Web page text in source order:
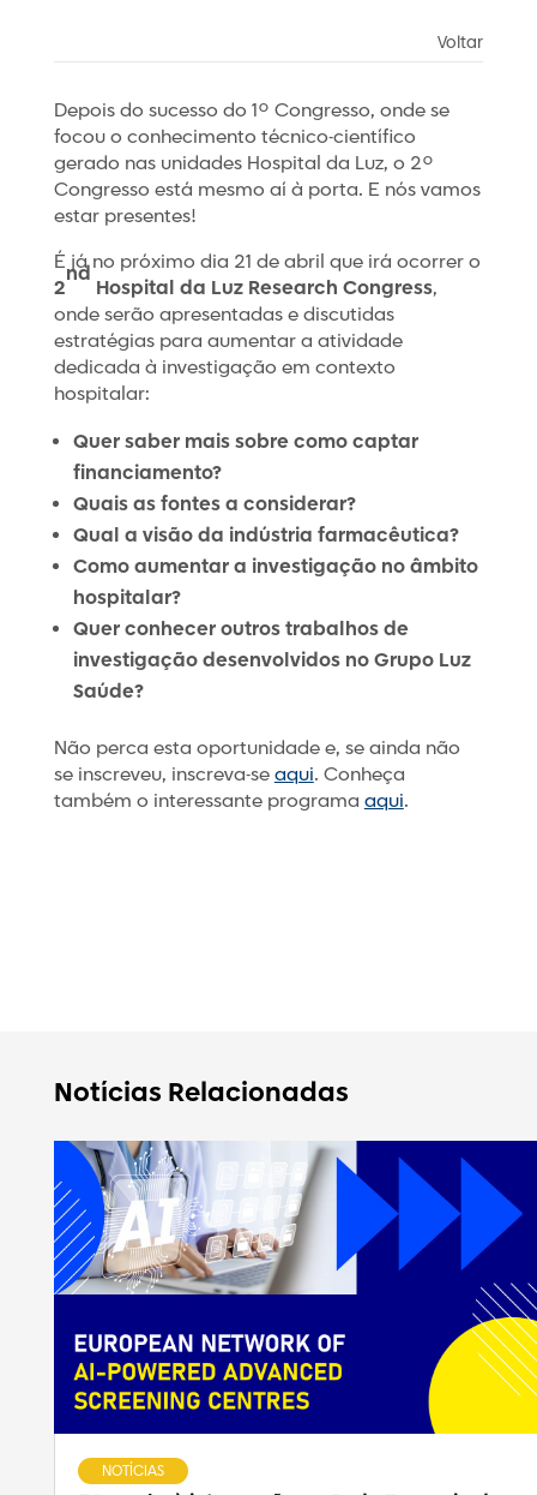
Voltar
Depois do sucesso do 1º Congresso, onde se
focou o conhecimento técnico-científico
gerado nas unidades Hospital da Luz, o 2º
Congresso está mesmo aí à porta. E nós vamos
estar presentes!
É já no próximo dia 21 de abril que irá ocorrer o
2
nd
Hospital da Luz Research Congress,
onde serão apresentadas e discutidas
estratégias para aumentar a atividade
dedicada à investigação em contexto
hospitalar:
Quer saber mais sobre como captar
financiamento?
Quais as fontes a considerar?
Qual a visão da indústria farmacêutica?
Como aumentar a investigação no âmbito
hospitalar?
Quer conhecer outros trabalhos de
investigação desenvolvidos no Grupo Luz
Saúde?
Não perca esta oportunidade e, se ainda não
se inscreveu, inscreva-seaqui. Conheça
também o interessante programaaqui.
Notícias Relacionadas
NOTÍCIAS